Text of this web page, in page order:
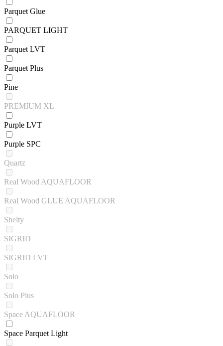
Parquet Glue
PARQUET LIGHT
Parquet LVT
Parquet Plus
Pine
PREMIUM XL
Purple LVT
Purple SPC
Quartz
Real Wood AQUAFLOOR
Real Wood GLUE AQUAFLOOR
Shelty
SIGRID
SIGRID LVT
Solo
Solo Plus
Space AQUAFLOOR
Space Parquet Light